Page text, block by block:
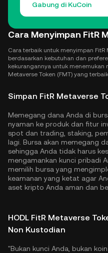
Gabung di KuCoin
Cara Menyimpan FitR
Cara terbaik untuk menyimpan FitR
berdasarkan kebutuhan dan
kekurangannya untuk menemukan
Metaverse Token (FMT) yang
Simpan FitR Metaverse
Memegang dana Anda di
nyaman ke produk dan fitur
spot dan trading, staking,
lagi. Bursa akan memegang
sehingga Anda tidak harus
mengamankan kunci pribadi
memilih bursa yang
keamanan yang ketat agar
aset kripto Anda aman dan
HODL FitR Metaverse
Non Kustodian
"Bukan kunci Anda, bukan